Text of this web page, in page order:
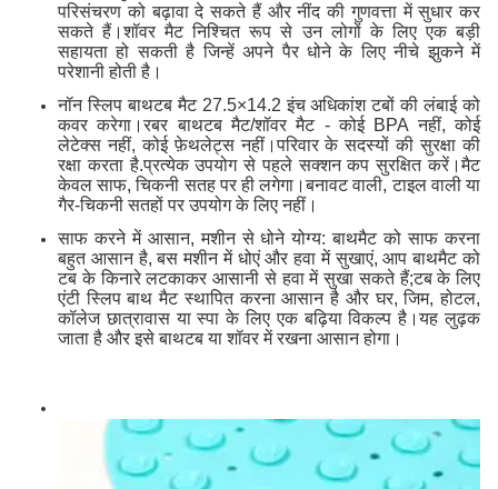
परिसंचरण को बढ़ावा दे सकते हैं और नींद की गुणवत्ता में सुधार कर
सकते हैं।शॉवर मैट निश्चित रूप से उन लोगों के लिए एक बड़ी
सहायता हो सकती है जिन्हें अपने पैर धोने के लिए नीचे झुकने में
परेशानी होती है।
नॉन स्लिप बाथटब मैट 27.5×14.2 इंच अधिकांश टबों की लंबाई को
कवर करेगा।रबर बाथटब मैट/शॉवर मैट - कोई BPA नहीं, कोई
लेटेक्स नहीं, कोई फ़ेथलेट्स नहीं।परिवार के सदस्यों की सुरक्षा की
रक्षा करता है.प्रत्येक उपयोग से पहले सक्शन कप सुरक्षित करें।मैट
केवल साफ, चिकनी सतह पर ही लगेगा।बनावट वाली, टाइल वाली या
गैर-चिकनी सतहों पर उपयोग के लिए नहीं।
साफ करने में आसान, मशीन से धोने योग्य: बाथमैट को साफ करना
बहुत आसान है, बस मशीन में धोएं और हवा में सुखाएं, आप बाथमैट को
टब के किनारे लटकाकर आसानी से हवा में सुखा सकते हैं;टब के लिए
एंटी स्लिप बाथ मैट स्थापित करना आसान है और घर, जिम, होटल,
कॉलेज छात्रावास या स्पा के लिए एक बढ़िया विकल्प है।यह लुढ़क
जाता है और इसे बाथटब या शॉवर में रखना आसान होगा।